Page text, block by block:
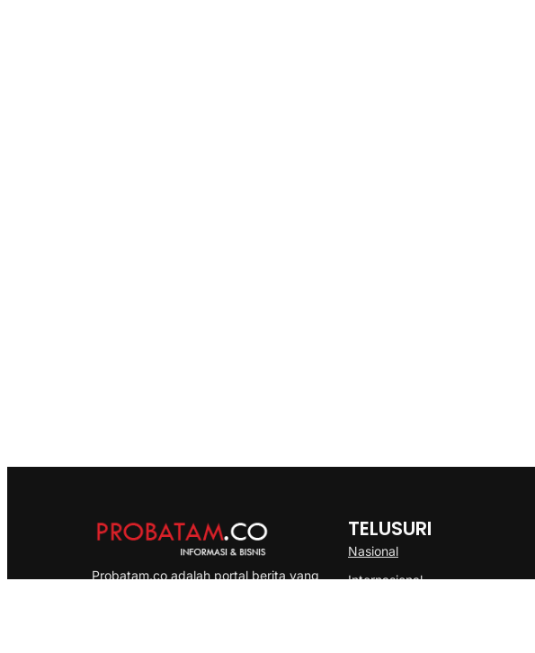
Probatam.co adalah portal berita yang
TELUSURI
Nasional
Internasional